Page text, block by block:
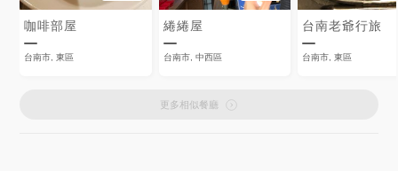
咖啡部屋
台南市, 東區
綣綣屋
台南市, 中西區
台南老爺行旅
台南市, 東區
更多相似餐廳